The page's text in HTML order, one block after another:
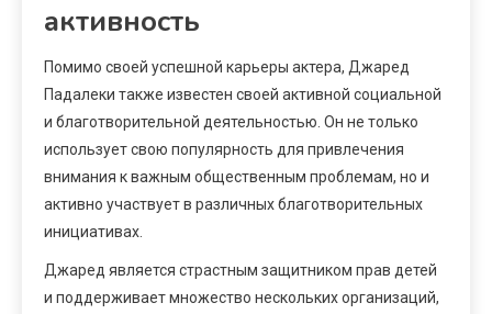
активность
Помимо своей успешной карьеры актера, Джаред
Падалеки также известен своей активной социальной
и благотворительной деятельностью. Он не только
использует свою популярность для привлечения
внимания к важным общественным проблемам, но и
активно участвует в различных благотворительных
инициативах.
Джаред является страстным защитником прав детей
и поддерживает множество нескольких организаций,